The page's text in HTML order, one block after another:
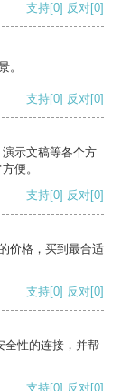
支持[0] 反对[0]
。
支持[0] 反对[0]
示文稿等各个方
便。
支持[0] 反对[0]
价格，买到最合适
支持[0] 反对[0]
全性的连接，并帮
支持[0] 反对[0]